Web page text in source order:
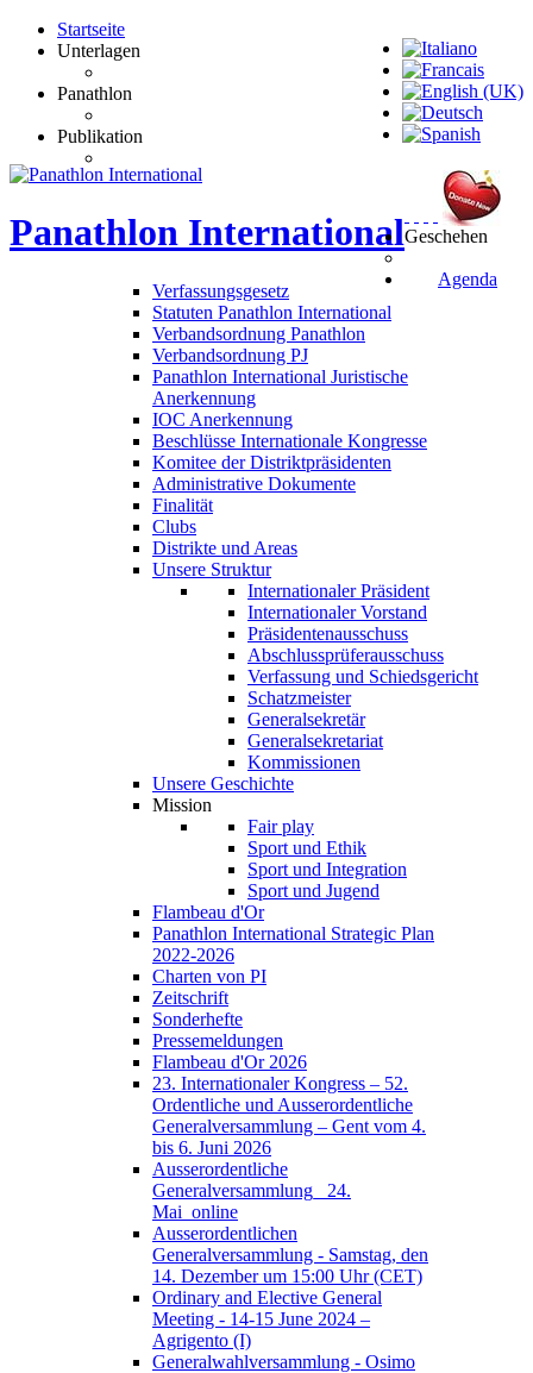
Panathlon International
Startseite
Unterlagen
Verfassungsgesetz
Statuten Panathlon International
Verbandsordnung Panathlon
Verbandsordnung PJ
Panathlon International Juristische
Anerkennung
IOC Anerkennung
Beschlüsse Internationale Kongresse
Komitee der Distriktpräsidenten
Administrative Dokumente
Panathlon
Finalität
Clubs
Distrikte und Areas
Unsere Struktur
Internationaler Präsident
Internationaler Vorstand
Präsidentenausschuss
Abschlussprüferausschuss
Verfassung und Schiedsgericht
Schatzmeister
Generalsekretär
Generalsekretariat
Kommissionen
Unsere Geschichte
Mission
Fair play
Sport und Ethik
Sport und Integration
Sport und Jugend
Flambeau d'Or
Panathlon International Strategic Plan
2022-2026
Publikation
Charten von PI
Zeitschrift
Sonderhefte
Pressemeldungen
Geschehen
Flambeau d'Or 2026
23. Internationaler Kongress – 52.
Ordentliche und Ausserordentliche
Generalversammlung – Gent vom 4.
bis 6. Juni 2026
Ausserordentliche
Generalversammlung_ 24.
Mai_online
Ausserordentlichen
Generalversammlung - Samstag, den
14. Dezember um 15:00 Uhr (CET)
Ordinary and Elective General
Meeting - 14-15 June 2024 –
Agrigento (I)
Generalwahlversammlung - Osimo
Agenda